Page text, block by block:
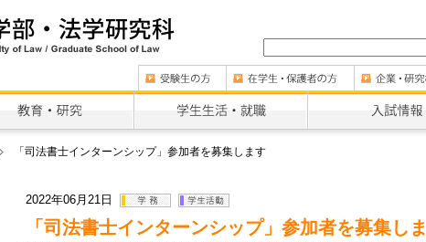
「司法書士インターンシップ」参加者を募集します
2022年06月21日
「司法書士インターンシップ」参加者を募集し